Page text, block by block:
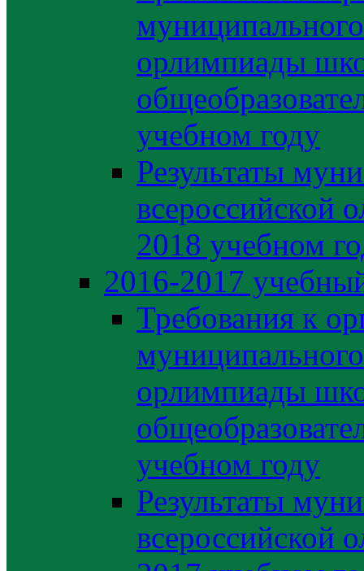
орлимпиады
учебном году
Результаты
всероссийской
2018 учебном
2016-2017
Требования к
орлимпиады
учебном году
Результаты
всероссийской